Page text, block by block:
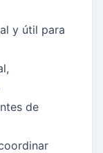
y útil para
de